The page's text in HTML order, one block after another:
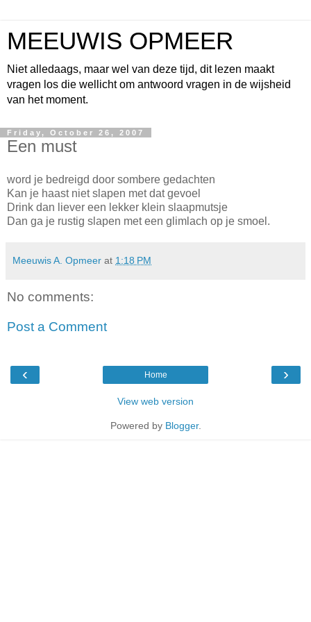
MEEUWIS OPMEER
Niet alledaags, maar wel van deze tijd, dit lezen maakt
vragen los die wellicht om antwoord vragen in de wijsheid
van het moment.
Friday, October 26, 2007
Een must
word je bedreigd door sombere gedachten
Kan je haast niet slapen met dat gevoel
Drink dan liever een lekker klein slaapmutsje
Dan ga je rustig slapen met een glimlach op je smoel.
Meeuwis A. Opmeer at 1:18 PM
No comments:
Post a Comment
‹ ›
Home
View web version
Powered by Blogger.